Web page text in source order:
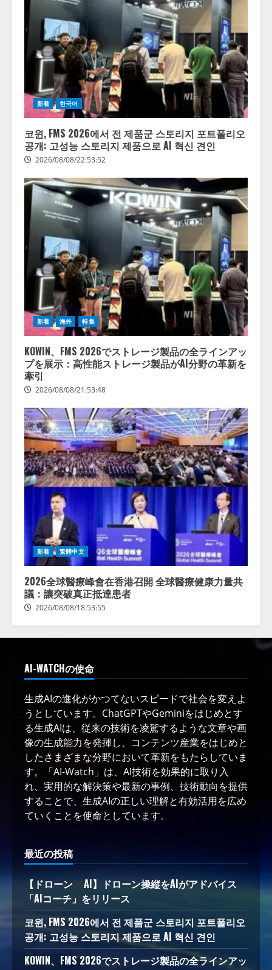
新着 한국어
코윈, FMS 2026에서 전 제품군 스토리지 포트폴리오
공개: 고성능 스토리지 제품으로 AI 혁신 견인
2026/08/08/22:53:52
新着 海外 特集
KOWIN、FMS 2026でストレージ製品の全ラインアッ
プを展示：高性能ストレージ製品がAI分野の革新を
牽引
2026/08/08/21:53:48
新着 繁體中文
2026全球醫療峰會在香港召開 全球醫療健康力量共
議：讓突破真正抵達患者
2026/08/08/18:53:55
AI-WATCHの使命
生成AIの進化がかつてないスピードで社会を変えよ
うとしています。ChatGPTやGeminiをはじめとす
る生成AIは、従来の技術を凌駕するような文章や画
像の生成能力を発揮し、コンテンツ産業をはじめと
したさまざまな分野において革新をもたらしていま
す。「AI-Watch」は、AI技術を効果的に取り入
れ、実用的な解決策や最新の事例、技術動向を提供
することで、生成AIの正しい理解と有効活用を広め
ていくことを使命としています。
最近の投稿
【ドローン
AI】ドローン操縦をAIがアドバイス
「AIコーチ」をリリース
코윈, FMS 2026에서 전 제품군 스토리지 포트폴리오
공개: 고성능 스토리지 제품으로 AI 혁신 견인
KOWIN、FMS 2026でストレージ製品の全ラインアッ